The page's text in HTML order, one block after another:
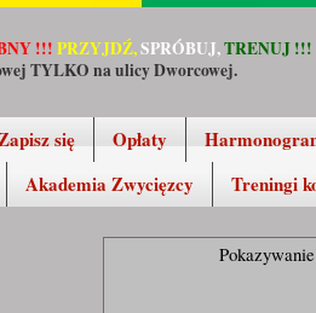
!!! PRZYJDŹ,SPRÓBUJ,TRENUJ !!!
TYLKO na ulicy Dworcowej.
się Opłaty
Akademia Zwycięzcy Treningi